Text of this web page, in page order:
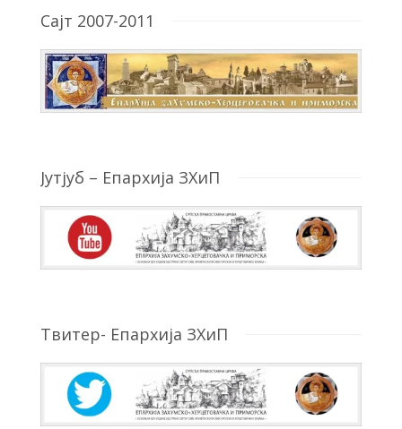
Сајт 2007-2011
Јутјуб – Епархија ЗХиП
Твитер- Епархија ЗХиП